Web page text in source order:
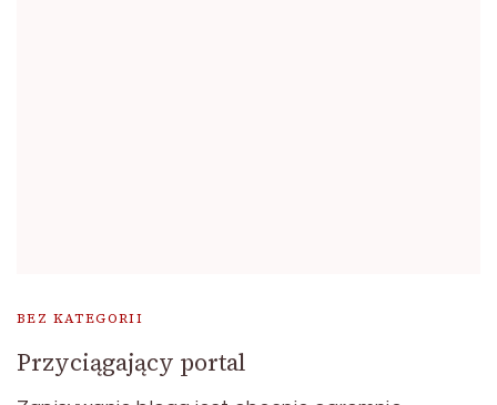
BEZ KATEGORII
Przyciągający portal